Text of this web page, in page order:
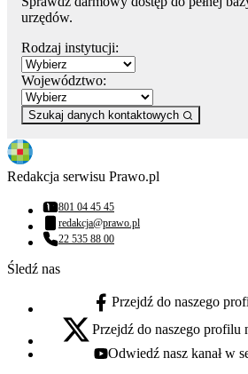
urzędów.
Rodzaj instytucji:
Województwo:
Szukaj danych kontaktowych
Redakcja serwisu Prawo.pl
Numer telefonu:
801 04 45 45
Adres email:
redakcja@prawo.pl
Numer telefonu:
22 535 88 00
Śledź nas
facebook - otwiera się w nowej karcie
Przejdź do naszego
x - otwiera się w nowej karcie
Przejdź do naszego
youtube - otwiera się w nowej karcie
Odwiedź nasz kanał w